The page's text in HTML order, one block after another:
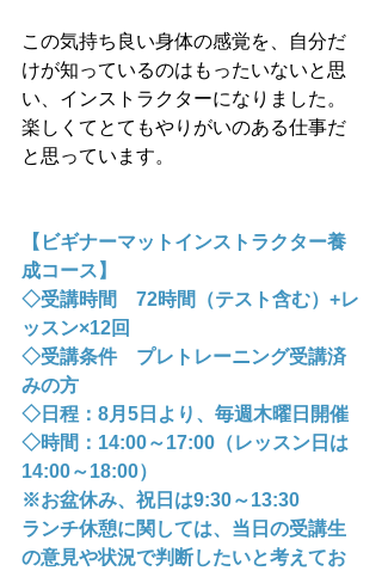
この気持ち良い身体の感覚を、自分だ
けが知っているのはもったいないと思
い、インストラクターになりました。
楽しくてとてもやりがいのある仕事だ
と思っています。
【ビギナーマットインストラクター養
成コース】
◇受講時間　72時間（テスト含む）+レ
ッスン×12回
◇受講条件　プレトレーニング受講済
みの方
◇日程：8月5日より、毎週木曜日開催
◇時間：14:00～17:00（レッスン日は
14:00～18:00）
※お盆休み、祝日は9:30～13:30
ランチ休憩に関しては、当日の受講生
の意見や状況で判断したいと考えてお